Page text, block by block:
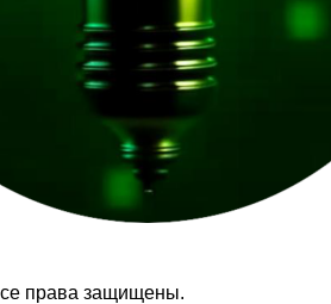
права защищены.